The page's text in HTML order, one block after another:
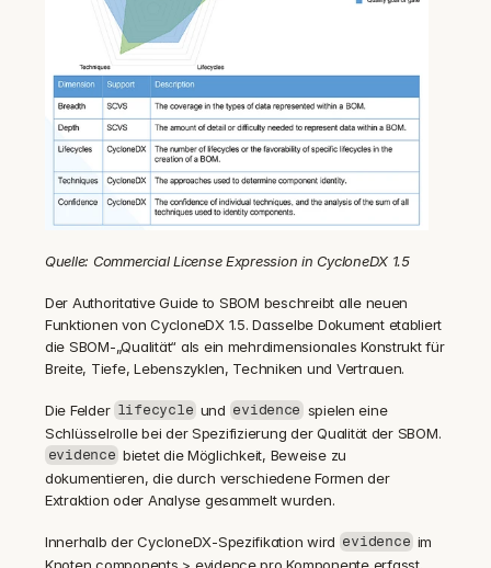
Quelle: Commercial License Expression in CycloneDX 1.5
Der Authoritative Guide to SBOM beschreibt alle neuen
Funktionen von CycloneDX 1.5. Dasselbe Dokument etabliert
die SBOM-„Qualität“ als ein mehrdimensionales Konstrukt für
Breite, Tiefe, Lebenszyklen, Techniken und Vertrauen.
Die Felder lifecycle und evidence spielen eine
evidence bietet die Möglichkeit, Beweise zu
dokumentieren, die durch verschiedene Formen der
Extraktion oder Analyse gesammelt wurden.
Innerhalb der CycloneDX-Spezifikation wird evidence im
Knoten components > evidence pro Komponente erfasst.